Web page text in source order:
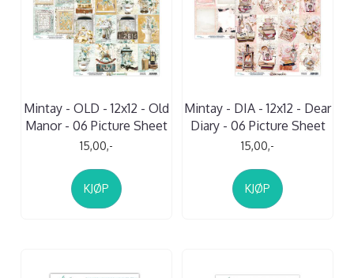
Mintay - OLD - 12x12 - Old
Manor - 06 Picture Sheet
15,00,-
KJØP
Mintay - DIA - 12x12 - Dear
Diary - 06 Picture Sheet
15,00,-
KJØP